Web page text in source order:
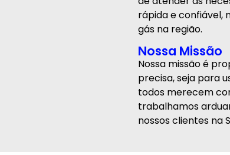
rápida e confiável,
gás na região.
Nossa Missão
Nossa missão é
precisa, seja para
todos merecem
trabalhamos
nossos clientes na